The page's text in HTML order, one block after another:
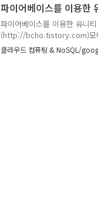
GKE는 이 Kuberentes 기반의
컨테이너 관리 서비스는 아직
파이어베이스를 이용한
파이어베이스를 이용한 유니
(http://bcho.tistory.com)모
라우드 기반의 무료 솔루션을
우드 기반의 무료 로그 분석
경우에는 요약된 정보들만
할 수 없기 때문에, 어느정도
클라우드 컴퓨팅 & NoSQL/